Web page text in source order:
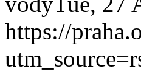
https://